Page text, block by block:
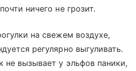
ничего не грозит.
на свежем воздухе,
регулярно выгуливать.
не вызывает у эльфов паники,